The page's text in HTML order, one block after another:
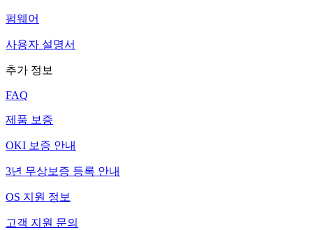
펌웨어
사용자 설명서
추가 정보
FAQ
제품 보증
OKI 보증 안내
3년 무상보증 등록 안내
OS 지원 정보
고객 지원 문의